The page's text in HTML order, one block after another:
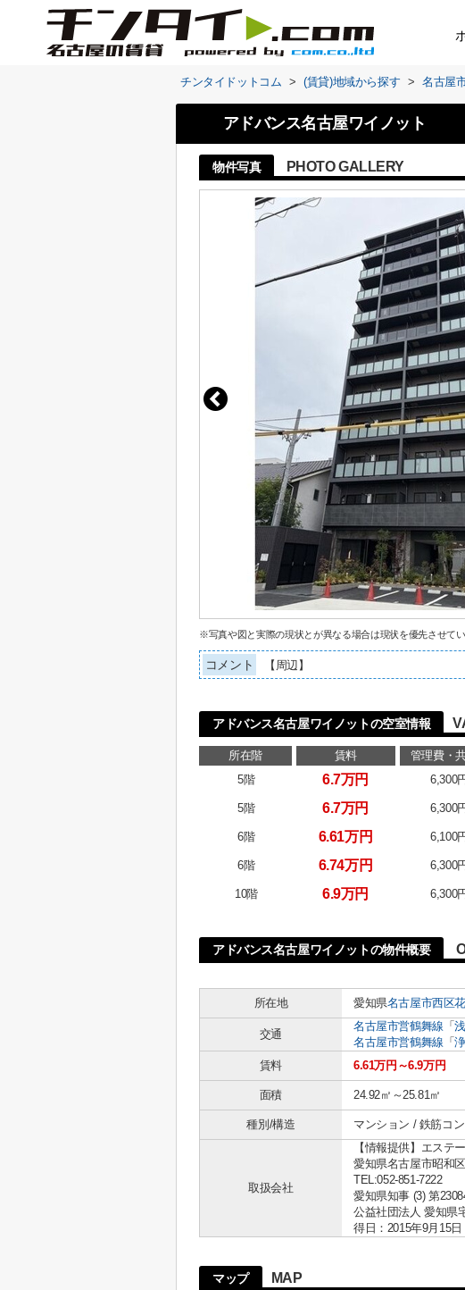
チンタイドットコム > (賃貸)地域から探す > 名古屋
アドバンス名古屋ワイノット
物件写真 PHOTO GALLERY
※写真や図と実際の現状とが異なる場合は現状を優先させてい
コメント 【周辺】
アドバンス名古屋ワイノットの空室情報
所在階 賃料 管理費・
5階
6.7万円 6,300
5階 6.7万円 6,300
6階 6.61万円 6,100
6階 6.74万円 6,300
10階 6.9万円 6,300
アドバンス名古屋ワイノットの物件概要
所在地
愛知県名古屋市西区
交通
名古屋市営鶴舞線 「
名古屋市営鶴舞線 「
賃料
6.61万円～6.9万円
面積 24.92㎡～25.81㎡
種別/構造 マンション / 鉄筋コ
取扱会社
【情報提供】エステ
愛知県名古屋市昭和
TEL:052-851-7222
愛知県知事 (3) 第
公益社団法人 愛知県
得日：2015年9月15日
マップ MAP